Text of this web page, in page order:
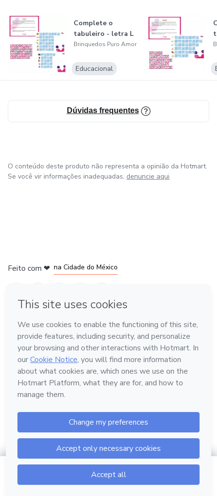
Complete o
tabuleiro - letra L
Brinquedos Puro Amor
Educacional
Dúvidas frequentes
$2.00
O conteúdo deste produto não representa a opinião da Hotmart.
Se você vir informações inadequadas, denuncie aqui
Feito com ❤ na Cidade do México
Conheça a Hotmart
Idioma
Português
Hotmart — 2011-2026 © Todos os direitos reservados.